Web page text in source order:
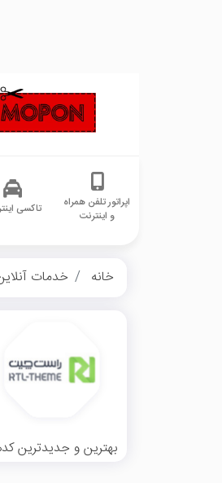
اپراتور تلفن همراه
و اینترنت
تاکسی
خانه خدمات
بهترین و جدیدترین